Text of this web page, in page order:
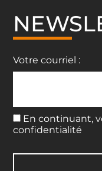
Votre courriel :
En continuant,
confidentialité